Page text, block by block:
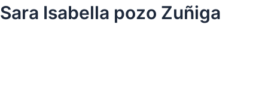
Ir
al
Sara Isabella pozo Zuñiga